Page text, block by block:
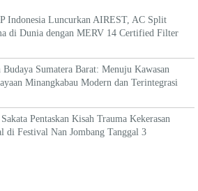
Indonesia Luncurkan AIREST, AC Split
di Dunia dengan MERV 14 Certified Filter
Budaya Sumatera Barat: Menuju Kawasan
Minangkabau Modern dan Terintegrasi
Pentaskan Kisah Trauma Kekerasan
di Festival Nan Jombang Tanggal 3